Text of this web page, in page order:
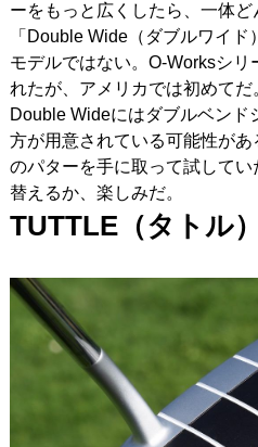
ーをもっと広くしたら、一体
「Double Wide（ダブルワイ
モデルではない。O-Worksシ
れたが、アメリカでは初めてだ
Double Wideにはダブルベンド
方が用意されている可能性が
のパターを手に取って試して
替えるか、楽しみだ。
TUTTLE（タトル）